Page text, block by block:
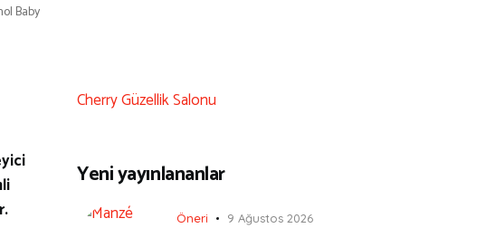
Baby
Cherry Güzellik Salonu
Yeni yayınlananlar
Öneri 9 Ağustos 2026